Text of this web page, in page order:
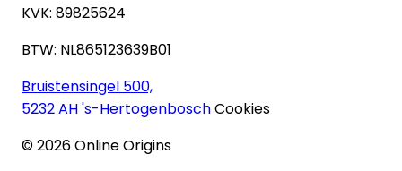
KVK: 89825624
BTW: NL865123639B01
Bruistensingel 500,
5232 AH 's-HertogenboschCookies
©2026Online Origins